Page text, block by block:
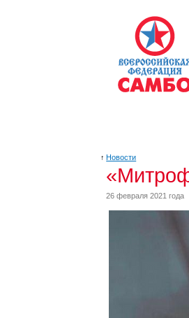
↑ Новости
26 февраля 2021 года